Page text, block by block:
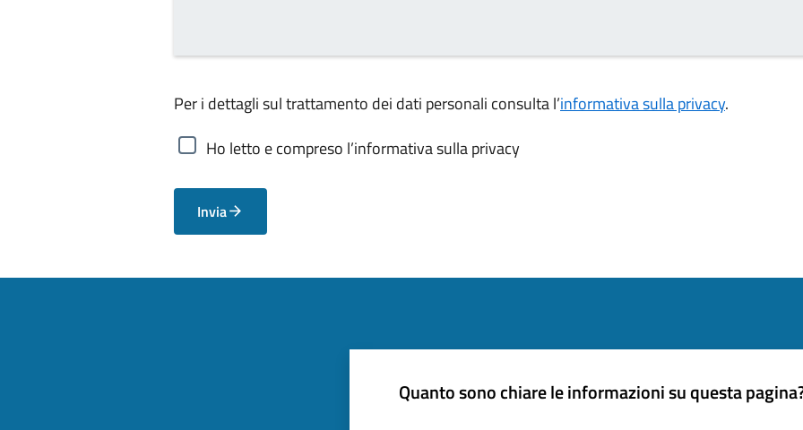
Per i dettagli sul trattamento dei dati personali consulta l’informativa sulla privacy.
Ho letto e compreso l’informativa sulla privacy
Invia
Quanto sono chiare le informazioni su questa